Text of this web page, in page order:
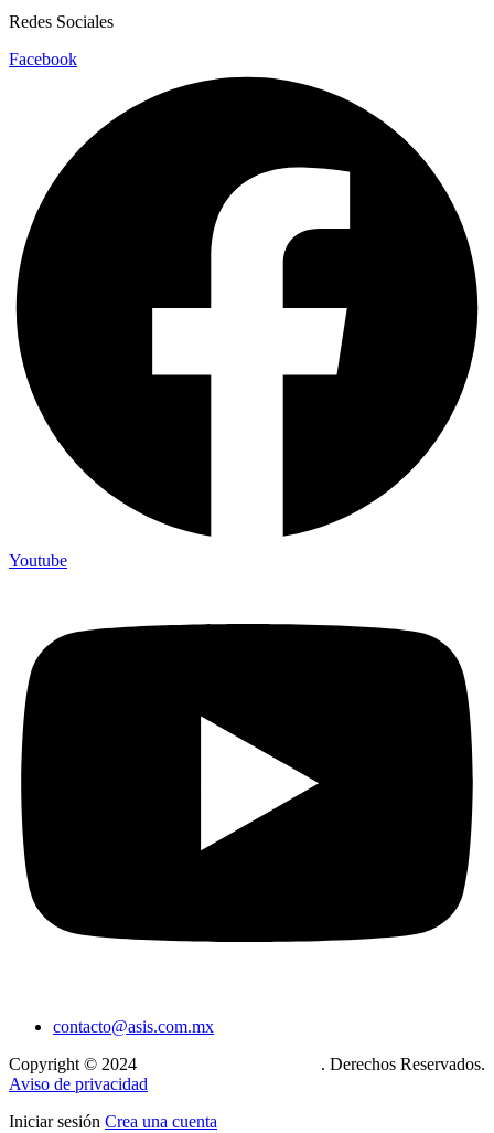
Redes Sociales
Facebook
Youtube
contacto@asis.com.mx
Copyright © 2024
. Derechos Reservados.
Aviso de privacidad
Iniciar sesión Crea una cuenta